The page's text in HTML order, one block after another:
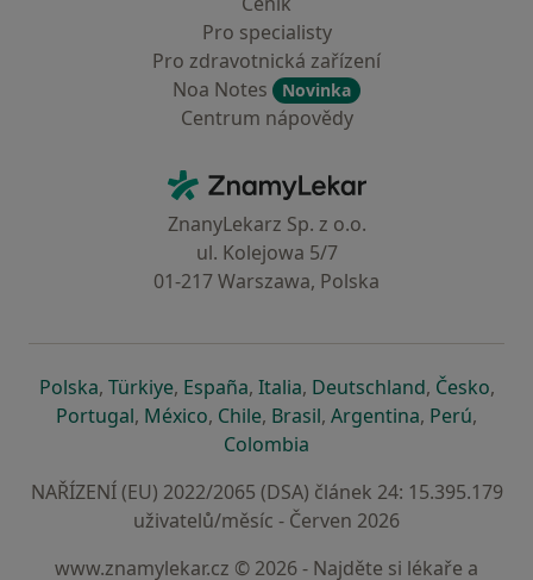
Pro specialisty
Pro zdravotnická zařízení
Noa Notes
Novinka
Centrum nápovědy
ZnamyLekar - Hlavní stránka
ZnanyLekarz Sp. z o.o.
ul. Kolejowa 5/7
01-217 Warszawa, Polska
Polskase otevře v nové záložce
, Türkiyese otevře v nové záložce
, Españase otevře v nové záložce
, Italiase otevře v nové záložce
, Deutschlandse otevře v
, Českose
,
Portugalse otevře v nové záložce
, Méxicose otevře v nové záložce
, Chilese otevře v nové záložce
, Brasilse otevře v nové
, Argentinase otevře v
, Perúse
,
Colombia
NAŘÍZENÍ (EU) 2022/2065 (DSA) článek 24: 15.395.179
uživatelů/měsíc - Červen 2026
www.znamylekar.cz © 2026 - Najděte si lékaře a